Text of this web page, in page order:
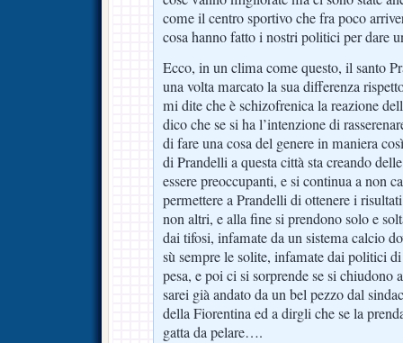
come il centro sportivo che fra poco
cosa hanno fatto i nostri politici per dare
Ecco, in un clima come questo, il santo
una volta marcato la sua differenza
mi dite che è schizofrenica la reazione
dico che se si ha l’intenzione di
di fare una cosa del genere in maniera
di Prandelli a questa città sta creando
essere preoccupanti, e si continua a non
permettere a Prandelli di ottenere i
non altri, e alla fine si prendono solo e
dai tifosi, infamate da un sistema calcio
sù sempre le solite, infamate dai politici
pesa, e poi ci si sorprende se si
sarei già andato da un bel pezzo dal
della Fiorentina ed a dirgli che se la
gatta da pelare….